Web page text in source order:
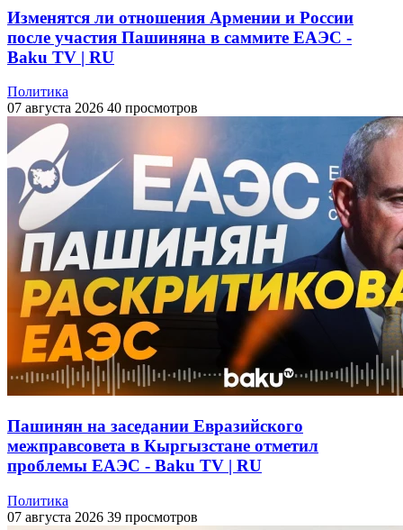
Изменятся ли отношения Армении и России
после участия Пашиняна в саммите ЕАЭС -
Baku TV | RU
Политика
07 августа 2026 40 просмотров
Пашинян на заседании Евразийского
межправсовета в Кыргызстане отметил
проблемы ЕАЭС - Baku TV | RU
Политика
07 августа 2026 39 просмотров